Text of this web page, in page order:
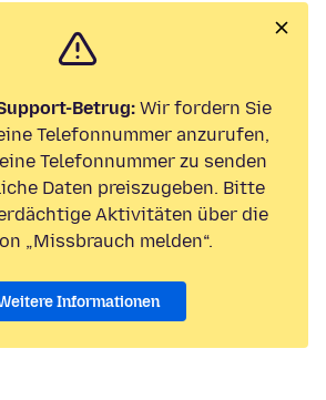
Betrug: Wir fordern Sie
Telefonnummer anzurufen,
Telefonnummer zu senden
Daten preiszugeben. Bitte
Aktivitäten über die
„Missbrauch melden“.
Informationen